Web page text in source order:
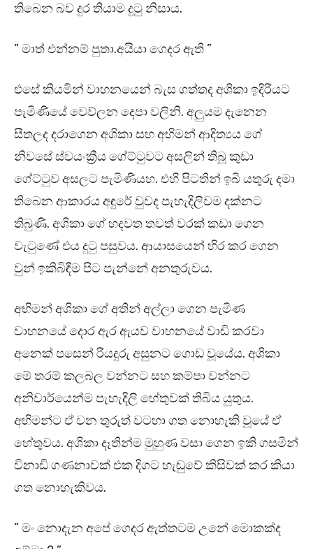
තිබෙන බව දුර තියාම දුටු නිසාය.
” මාත් එන්නම් පුතා.අයියා ගෙදර ඇති ”
එසේ කියමින් වාහනයෙන් බැස ගත්තද අශිකා ඉදිරියට
පැමිණියේ වෙව්ලන දෙපා වලිනි. අලුයම දැනෙන
සීතලද දරාගෙන අශිකා සහ අභිමන් ආදිත්‍යය ගේ
නිවසේ ස්වයංක්‍රීය ගේට්ටුවට අසලින් තිබූ කුඩා
ගේට්ටුව අසලට පැමිණියහ. එහි පිටතින් ඉබි යතුරු දමා
තිබෙන ආකාරය අඳුරේ වුවද පැහැදිලිවම දක්නට
තිබුණි. අශිකා ගේ හදවත තවත් වරක් කඩා ගෙන
වැටුණේ එය දුටු පසුවය. ආයාසයෙන් හිර කර ගෙන
වුන් ඉකිබිඳීම පිට පැන්නේ අනතුරුවය.
අභිමන් අශිකා ගේ අතින් අල්ලා ගෙන පැමිණ
වාහනයේ දොර ඇර ඇයව වාහනයේ වාඩි කරවා
අනෙක් පසෙන් රියදුරු අසුනට ගොඩ වූයේය. අශිකා
මේ තරම් කලබල වන්නට සහ කම්පා වන්නට
අනිවාර්යෙන්ම පැහැදිලි හේතුවක් තිබිය යුතුය.
අභිමන්ට ඒ වන තුරුත් වටහා ගත නොහැකි වූයේ ඒ
හේතුවය. අශිකා දෑතින්ම මුහුණ වසා ගෙන ඉකි ගසමින්
විනාඩි ගණනාවක් එක දිගට හැඬුවේ කිසිවක් කර කියා
ගත නොහැකිවය.
” මං නොදැන අපේ ගෙදර ඇත්තටම උනේ මොකක්ද